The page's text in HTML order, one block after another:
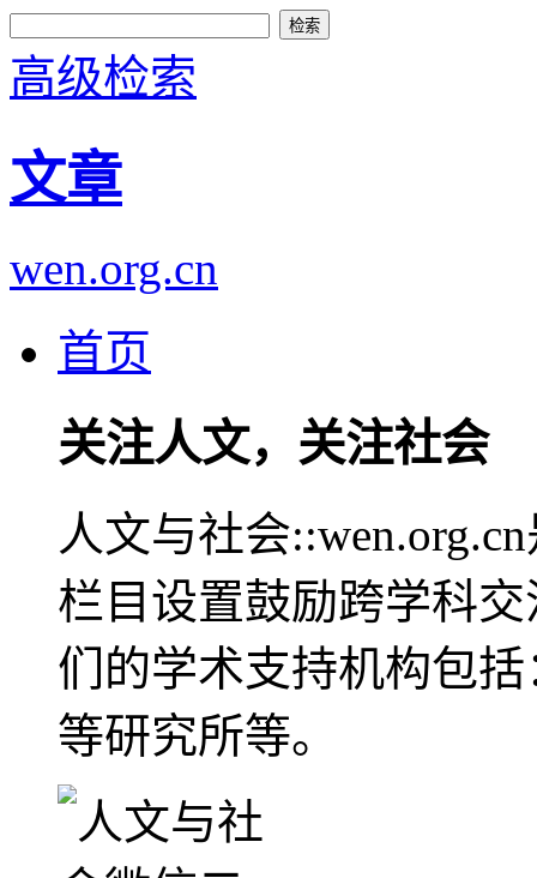
高级检索
文章
wen.org.cn
首页
关注人文，关注社会
人文与社会
栏目设置鼓励跨学科
们的学术支持机构包
等研究所等。